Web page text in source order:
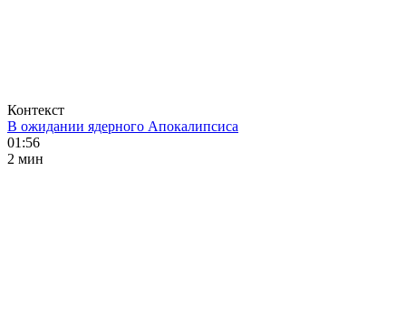
Контекст
В ожидании ядерного Апокалипсиса
01:56
2 мин